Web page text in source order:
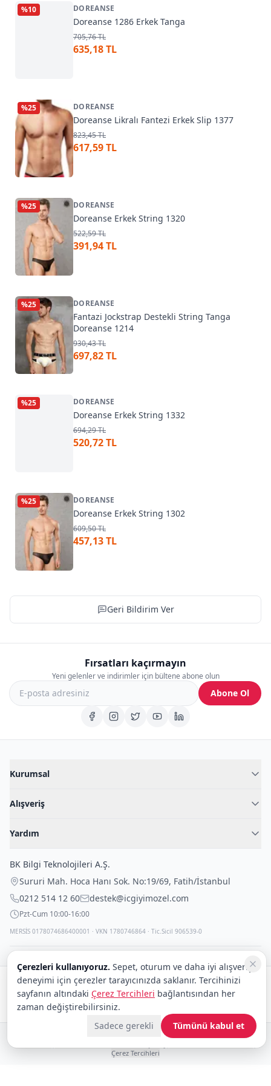
%10 DOREANSE
Doreanse 1286 Erkek Tanga
705,76 TL
635,18 TL
%25 DOREANSE
Doreanse Likralı Fantezi Erkek Slip 1377
823,45 TL
617,59 TL
%25 DOREANSE
Doreanse Erkek String 1320
522,59 TL
391,94 TL
%25 DOREANSE
Fantazi Jockstrap Destekli String Tanga
Doreanse 1214
930,43 TL
697,82 TL
%25 DOREANSE
Doreanse Erkek String 1332
694,29 TL
520,72 TL
%25 DOREANSE
Doreanse Erkek String 1302
609,50 TL
457,13 TL
Geri Bildirim Ver
Fırsatları kaçırmayın
Yeni gelenler ve indirimler için bültene abone olun
Abone Ol
Kurumsal
Blog
İç Giyim Rehberi
Alışveriş
Fantazi İç Giyim
Çocuk İç Giyim
Outlet Fırsatları
Yardım
İade Politikası
Gizli Paketleme
BK Bilgi Teknolojileri A.Ş.
Sururi Mah. Hoca Hanı Sok. No:19/69, Fatih/İstanbul
0212 514 12 60
destek@icgiyimozel.com
Pzt-Cum 10:00-16:00
MERSİS 0178074686400001 · VKN 1780746864 · Tic.Sicil 906539-0
Güvenli alışveriş:
Kargo:
© 2008–2026 BK Bilgi Teknolojileri ve Ticaret A.Ş.
Çerez Tercihleri
Çerezleri kullanıyoruz. Sepet, oturum ve daha iyi alışveriş
deneyimi için çerezler tarayıcınızda saklanır. Tercihinizi
sayfanın altındaki Çerez Tercihleri bağlantısından her
zaman değiştirebilirsiniz.
Sadece gerekli
Tümünü kabul et